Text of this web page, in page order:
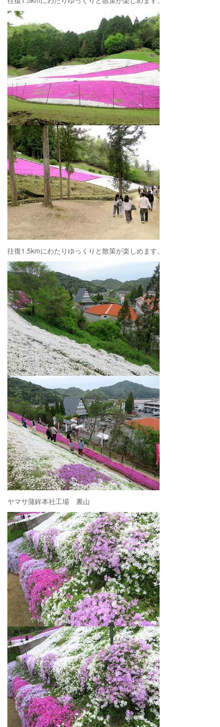
往復1.5kmにわたりゆっくりと散策が楽しめます。
ヤマサ蒲鉾本社工場 裏山